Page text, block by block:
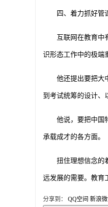
四、着力抓好管课
互联网在教育中有
识形态工作中的极端
他还提出要把大中
到考试统筹的设计、
他说，要把中国特
承载成才的各方面。
扭住理想信念的着
远发展的需要。教育
分享到： QQ空间 新浪